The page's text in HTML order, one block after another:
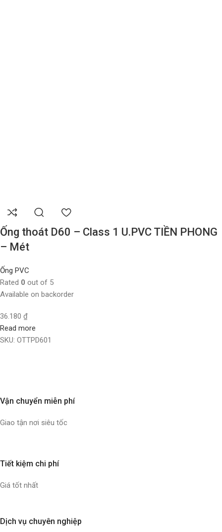
Ống thoát D60 – Class 1 U.PVC TIỀN PHONG
– Mét
Ống PVC
Rated 0 out of 5
Available on backorder
36.180 ₫
Read more
SKU: OTTPD601
Vận chuyển miễn phí
Giao tận nơi siêu tốc
Tiết kiệm chi phí
Giá tốt nhất
Dịch vụ chuyên nghiệp